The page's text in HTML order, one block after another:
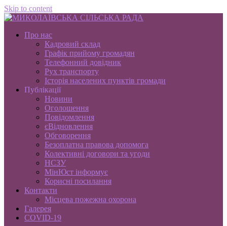
Skip to content
Про нас
Кадровий склад
Графік прийому громадян
Телефонний довідник
Рух транспорту
Історія населених пунктів громади
Публікації
Новини
Оголошення
Повідомлення
єВідновлення
Обговорення
Безоплатна правова допомога
Колективні договори та угоди
НСЗУ
МінЮст інформує
Корисні посилання
Контакти
Місцева пожежна охорона
Галерея
COVID-19